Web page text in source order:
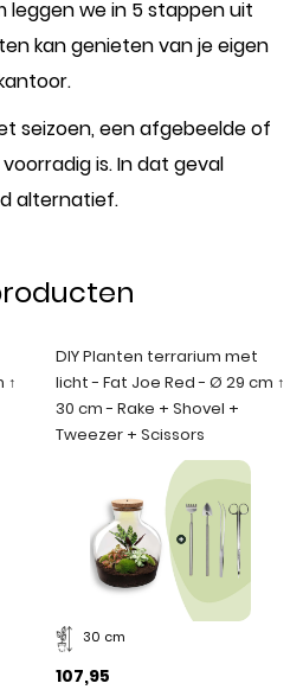
we in 5 stappen uit
kan genieten van je eigen
seizoen, een afgebeelde of
is. In dat geval
alternatief.
↑
DIY Planten terrarium met
licht - Fat Joe Red - Ø 29 cm ↑
30 cm - Rake + Shovel +
Tweezer + Scissors
30 cm
107,95